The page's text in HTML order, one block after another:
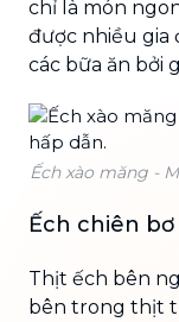
chỉ là món
được nhiều gia
các bữa ăn bởi
Ếch xào măng -
Ếch chiên bơ
Thịt ếch bên
bên trong thịt